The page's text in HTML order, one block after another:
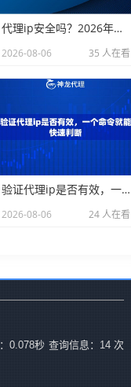
代理ip安全吗？2026年用之前先看看这篇心里有底
2026-08-06 35 人在看
验证代理ip是否有效，一个命令就能快速判断
2026-08-06 24 人在看
0.078秒 查询信息：14 次